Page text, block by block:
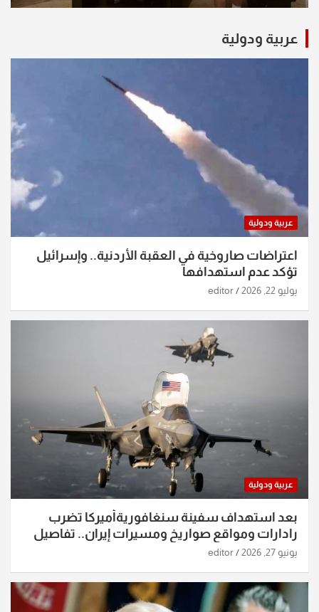
عربية ودولية
عربية ودولية
اعتراضات صاروخية في العقبة الأردنية.. وإسرائيل
تؤكد عدم استهدافها
يوليو 22, 2026 editor
عربية ودولية
بعد استهداف سفينة سنغافوريةأميركا تضرب
رادارات ومواقع صواريخ ومسيرات إيران.. تفاصيل
الساعات الماضية
يونيو 27, 2026 editor